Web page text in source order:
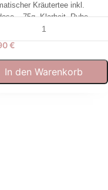
Kräutertee inkl.
– 75g, Klarheit, Ruhe
mediterrane Leichtigkeit.
€
In den Warenkorb